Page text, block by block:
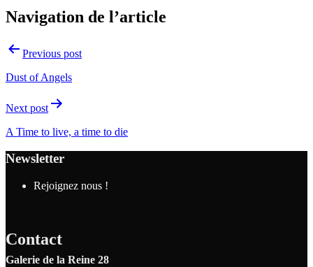
Navigation de l’article
Previous post
Dust of Angels
Next post
A Time to live, a time to die
Newsletter
Rejoignez nous !
Contact
Galerie de la Reine 28